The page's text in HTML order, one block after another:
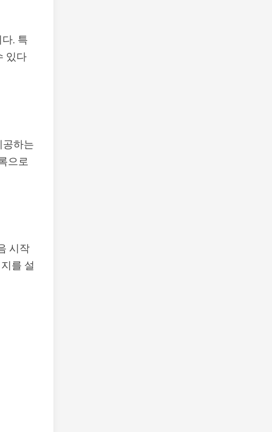
. 특
있다
공하는
으로
시작
를 설